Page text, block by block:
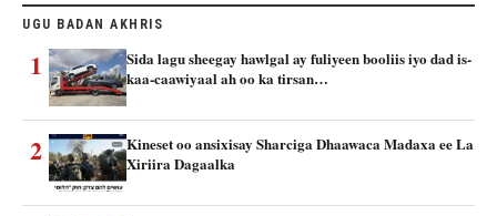
UGU BADAN AKHRIS
1
Sida lagu sheegay hawlgal ay fuliyeen booliis iyo dad is-
kaa-caawiyaal ah oo ka tirsan…
2
Kineset oo ansixisay Sharciga Dhaawaca Madaxa ee La
Xiriira Dagaalka